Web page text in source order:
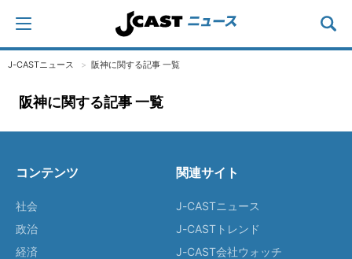
J-CASTニュース 阪神に関する記事 一覧
阪神に関する記事 一覧
コンテンツ
社会
政治
経済
関連サイト
J-CASTニュース
J-CASTトレンド
J-CAST会社ウォッチ